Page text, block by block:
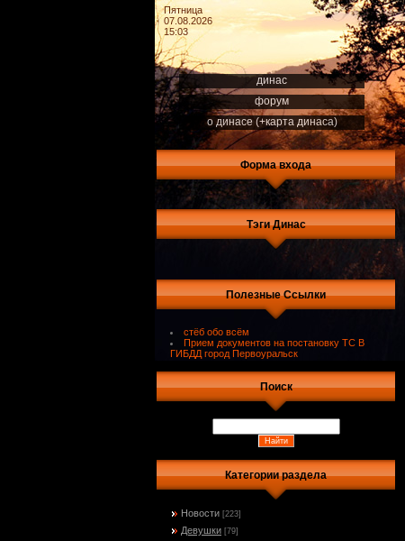
Пятница
07.08.2026
15:03
динас
форум
о динасе (+карта динаса)
Форма входа
Тэги Динас
Полезные Ссылки
стёб обо всём
Прием документов на постановку ТС В
ГИБДД город Первоуральск
Поиск
Категории раздела
Новости [223]
Девушки [79]